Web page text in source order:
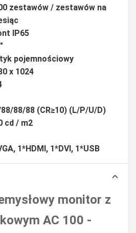
zestawów / zestawów na
IP65
pojemnościowy
x 1024
88/88 (CR≥10) (L/P/U/D)
cd / m2
1*HDMI, 1*DVI, 1*USB
monitor z
AC 100 -